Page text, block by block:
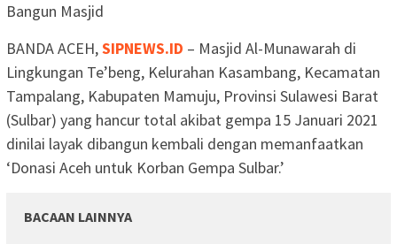
Bangun Masjid
BANDA ACEH,SIPNEWS.ID – Masjid Al-Munawarah di
Lingkungan Te’beng, Kelurahan Kasambang, Kecamatan
Tampalang, Kabupaten Mamuju, Provinsi Sulawesi Barat
(Sulbar) yang hancur total akibat gempa 15 Januari 2021
dinilai layak dibangun kembali dengan memanfaatkan
‘Donasi Aceh untuk Korban Gempa Sulbar.’
BACAAN LAINNYA